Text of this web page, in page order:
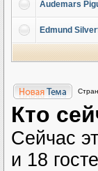
Audemars
Edmund
Кто
Сейчас
и 18